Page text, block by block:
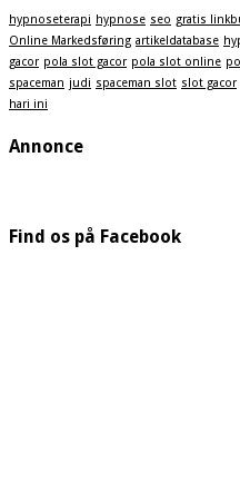
hypnoseterapi hypnose seo gratis
Online Markedsføring artikeldatabase
gacor pola slot gacor pola slot online
spaceman judi spaceman slot slot gacor
hari ini
Annonce
Find os på Facebook